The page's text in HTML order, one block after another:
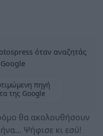
όταν αναζητάς
Google
πηγή
της Google
θα ακολουθήσουν
Ψήφισε κι εσύ!